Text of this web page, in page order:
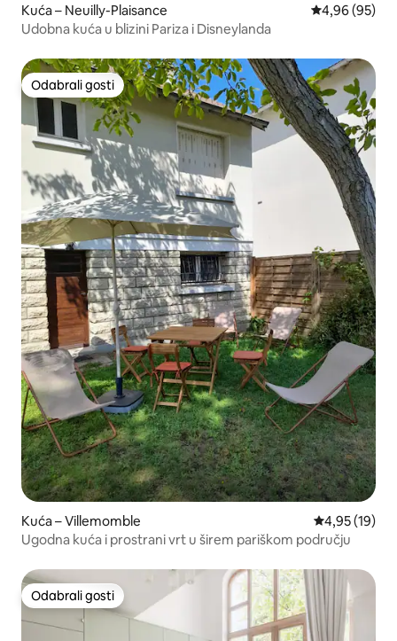
Kuća – Neuilly-Plaisance Prosječna
4,96 (95)
Udobna kuća u blizini Pariza i Disneylanda
Odabrali gosti
Odabrali gosti
Kuća – Villemomble Prosječna
4,95 (19)
Ugodna kuća i prostrani vrt u širem pariškom području
Odabrali gosti
Odabrali gosti